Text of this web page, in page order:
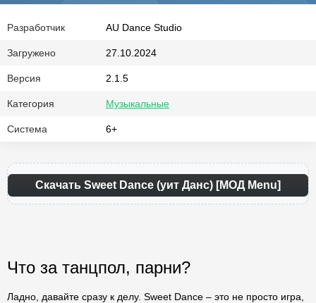
Разработчик AU Dance Studio
Загружено 27.10.2024
Версия 2.1.5
Категория Музыкальные
Система 6+
Скачать Sweet Dance (уит Данс) [МОД Menu]
Что за танцпол, парни?
Ладно, давайте сразу к делу. Sweet Dance – это не просто игра,